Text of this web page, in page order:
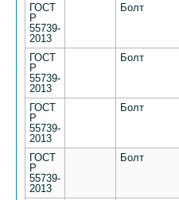
ГОСТ
Р
55739-
2013
Болт
ГОСТ
Р
55739-
2013
Болт
ГОСТ
Р
55739-
2013
Болт
ГОСТ
Р
55739-
2013
Болт